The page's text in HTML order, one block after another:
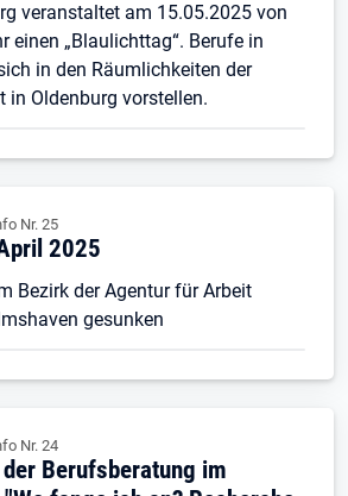
veranstaltet am 15.05.2025 von
einen „Blaulichttag“. Berufe in
in den Räumlichkeiten der
in Oldenburg vorstellen.
Nr. 25
2025
Bezirk der Agentur für Arbeit
gesunken
Nr. 24
Berufsberatung im